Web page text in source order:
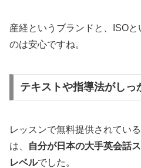
産経というブランドと、ISO
のは安心ですね。
テキストや指導法がしっ
レッスンで無料提供されてい
は、
自分が日本の大手英会話
レベルでした。